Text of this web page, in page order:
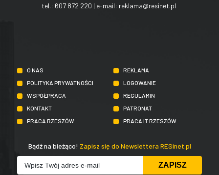
tel.: 607 872 220 | e-mail: reklama@resinet.pl
O NAS
REKLAMA
POLITYKA PRYWATNOŚCI
LOGOWANIE
WSPÓŁPRACA
REGULAMIN
KONTAKT
PATRONAT
PRACA RZESZÓW
PRACA IT RZESZÓW
Bądź na bieżąco! Zapisz się do Newslettera RESinet.pl